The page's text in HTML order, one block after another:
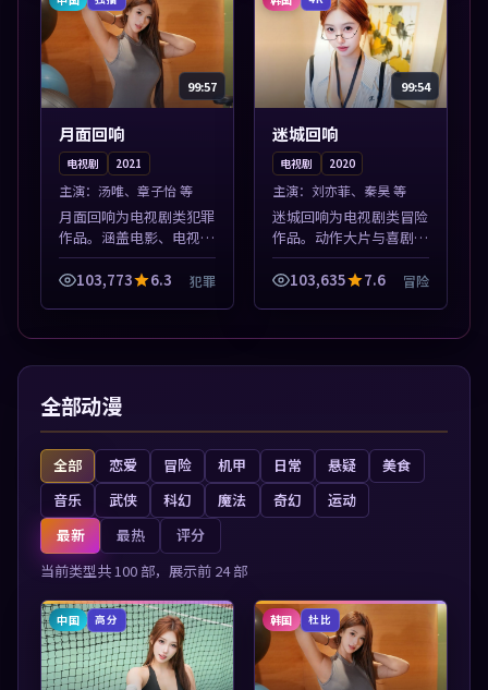
99:57
月面回响
电视剧 2021
主演： 汤唯、章子怡 等
月面回响为电视剧类犯罪
作品。涵盖电影、电视剧
与综艺节目，国产精品与
海外佳作并陈，免费在线
凑，值得加入...
103,773 6.3 犯罪
99:54
迷城回响
电视剧 2020
主演： 刘亦菲、秦昊 等
迷城回响为电视剧类冒险
作品。动作大片与喜剧短
片搭配推荐，亚洲影视高
清站，流畅不卡顿。本片
入片单。
103,635 7.6 冒险
全部动漫
全部 恋爱 冒险 机甲 日常 悬疑
美食
音乐
武侠 科幻 魔法 奇幻
运动
最新
最热
评分
当前类型共 100 部，展示前 24部
中国 高分 韩国 杜比